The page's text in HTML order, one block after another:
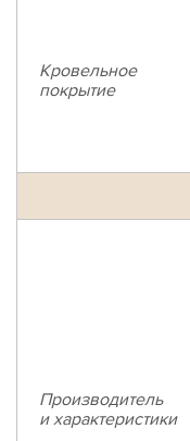
Кровельное
покрытие
Производитель
и характеристики